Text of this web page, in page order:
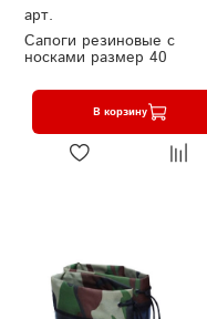
арт.
Сапоги резиновые с
носками размер 40
В корзину